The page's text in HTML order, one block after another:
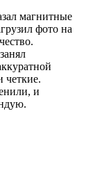
магнитные
фото на
четкие.
и